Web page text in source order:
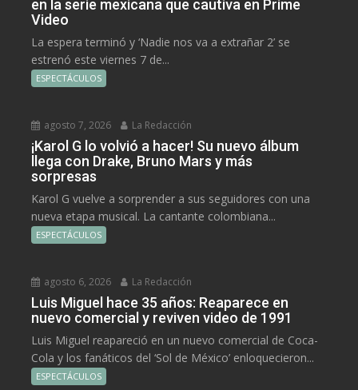
en la serie mexicana que cautiva en Prime
Video
La espera terminó y ‘Nadie nos va a extrañar 2’ se
estrenó este viernes 7 de...
ESPECTÁCULOS
agosto 7, 2026 La Redacción
¡Karol G lo volvió a hacer! Su nuevo álbum
llega con Drake, Bruno Mars y más
sorpresas
Karol G vuelve a sorprender a sus seguidores con una
nueva etapa musical. La cantante colombiana...
ESPECTÁCULOS
agosto 6, 2026 La Redacción
Luis Miguel hace 35 años: Reaparece en
nuevo comercial y reviven video de 1991
Luis Miguel reapareció en un nuevo comercial de Coca-
Cola y los fanáticos del ‘Sol de México’ enloquecieron...
ESPECTÁCULOS